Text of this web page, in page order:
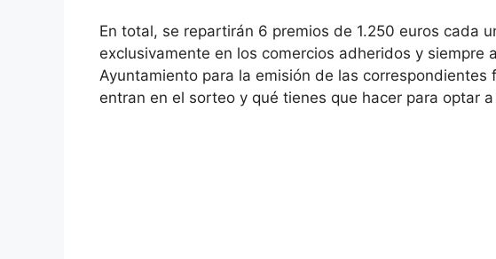
En total, se repartirán 6 premios de 1.250 euros cada
exclusivamente en los comercios adheridos y siempre
Ayuntamiento para la emisión de las correspondientes
entran en el sorteo y qué tienes que hacer para optar